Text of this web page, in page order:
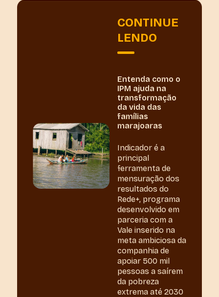
CONTINUE
LENDO
Entenda como o
IPM ajuda na
transformação
da vida das
famílias
marajoaras
Indicador é a
principal
ferramenta de
mensuração dos
resultados do
Rede+, programa
desenvolvido em
parceria com a
Vale inserido na
meta ambiciosa da
companhia de
apoiar 500 mil
pessoas a saírem
da pobreza
extrema até 2030